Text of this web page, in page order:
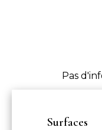
Pas
Surfaces